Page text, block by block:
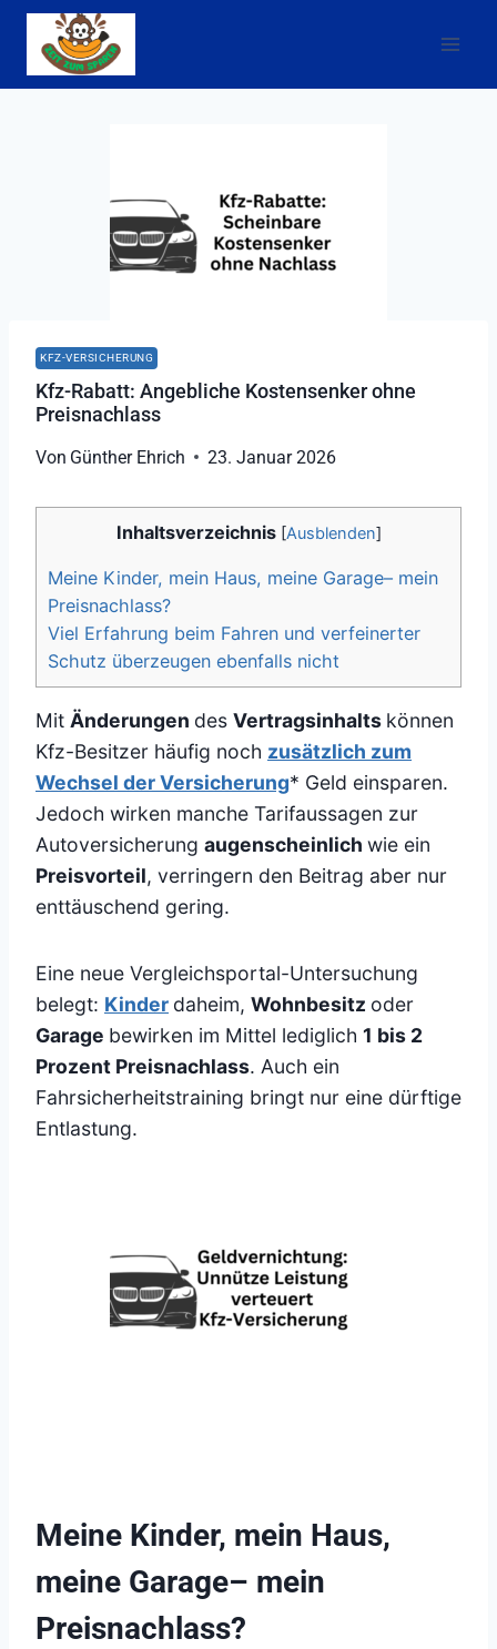
Zum
Inhalt
springen
KFZ-VERSICHERUNG
Kfz-Rabatt: Angebliche Kostensenker ohne
Preisnachlass
Von Günther Ehrich 23. Januar 2026
Inhaltsverzeichnis [Ausblenden]
Meine Kinder, mein Haus, meine Garage– mein
Preisnachlass?
Viel Erfahrung beim Fahren und verfeinerter
Schutz überzeugen ebenfalls nicht
Mit Änderungen des Vertragsinhalts können
Kfz-Besitzer häufig noch zusätzlich zum
Wechsel der Versicherung* Geld einsparen.
Jedoch wirken manche Tarifaussagen zur
Autoversicherung augenscheinlich wie ein
Preisvorteil, verringern den Beitrag aber nur
enttäuschend gering.
Eine neue Vergleichsportal-Untersuchung
belegt: Kinder daheim, Wohnbesitz oder
Garage bewirken im Mittel lediglich 1 bis 2
Prozent Preisnachlass. Auch ein
Fahrsicherheitstraining bringt nur eine dürftige
Entlastung.
Meine Kinder, mein Haus,
meine Garage– mein
Preisnachlass?